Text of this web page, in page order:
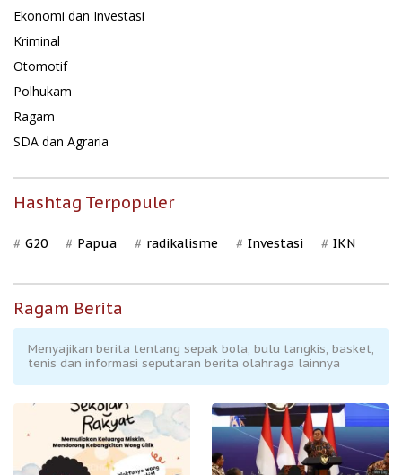
Ekonomi dan Investasi
Kriminal
Otomotif
Polhukam
Ragam
SDA dan Agraria
Hashtag Terpopuler
G20 Papua radikalisme Investasi IKN
Ragam Berita
Menyajikan berita tentang sepak bola, bulu tangkis, basket,
tenis dan informasi seputaran berita olahraga lainnya